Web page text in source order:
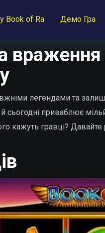
Book of Ra Демо Гра
легендами та
сьогодні приваблює
кажуть гравці? Давайте